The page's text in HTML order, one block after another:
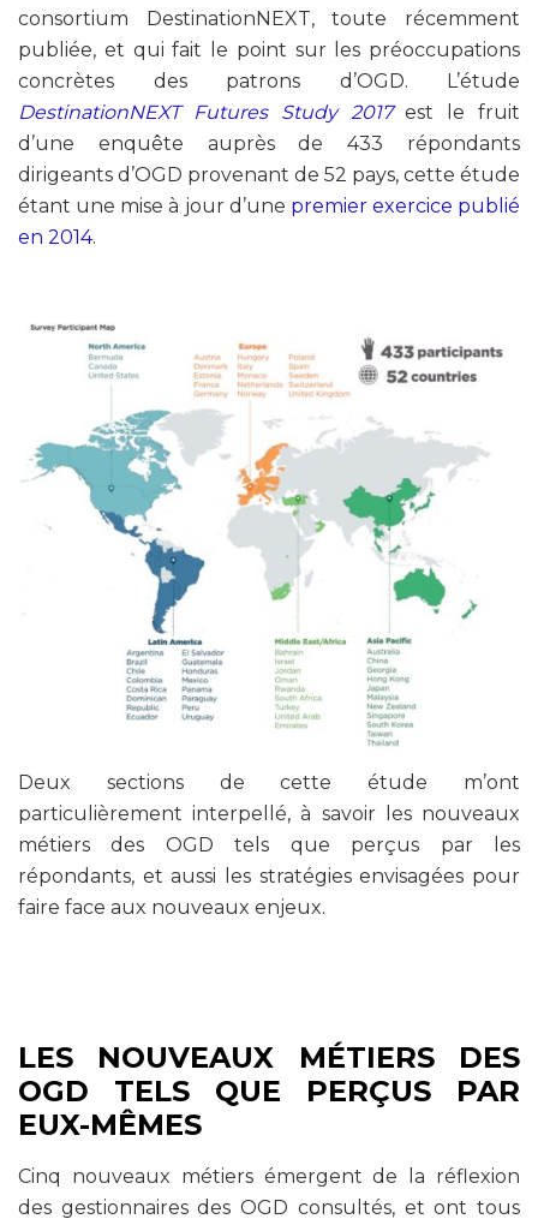
consortium DestinationNEXT, toute récemment
publiée, et qui fait le point sur les préoccupations
concrètes des patrons d’OGD. L’étude
DestinationNEXT Futures Study 2017est le fruit
d’une enquête auprès de 433 répondants
dirigeants d’OGD provenant de 52 pays, cette étude
étant une mise à jour d’une premier exercice publié
en 2014.
Deux sections de cette étude m’ont
particulièrement interpellé, à savoir les nouveaux
métiers des OGD tels que perçus par les
répondants, et aussi les stratégies envisagées pour
faire face aux nouveaux enjeux.
LES NOUVEAUX MÉTIERS DES
OGD TELS QUE PERÇUS PAR
EUX-MÊMES
Cinq nouveaux métiers émergent de la réflexion
des gestionnaires des OGD consultés, et ont tous